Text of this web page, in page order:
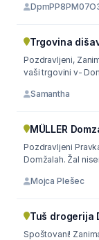
Trgovina
Pozdravljeni,
vaši trgovini v-
Samantha
MÜLLER
Pozdravljeni
Domžalah. Žal
Mojca Plešec
Tuš drogerija
Spoštovani! Zanima me,če v vaši prodajalni držite Grenko sol-